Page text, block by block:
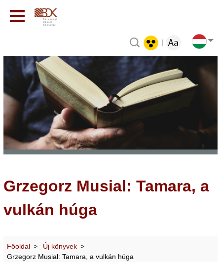
Grzegorz Musial: Tamara, a
vulkán húga
Főoldal
Új könyvek
Grzegorz Musial: Tamara, a vulkán húga